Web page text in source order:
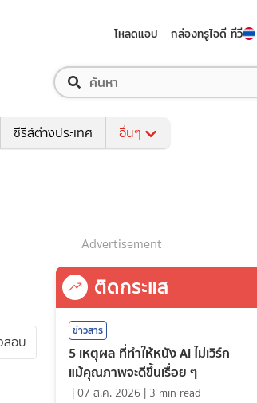
โหลดแอป กล่องทรูไอดี ทีวี
ซีรีส์ต่างประเทศ อื่นๆ
สอบ
Advertisement
ติดกระแส
ข่าวสาร
5 เหตุผล ที่ทำให้หนัง AI ไม่เวิร์ก
แม้คุณภาพจะดีขึ้นเรื่อย ๆ
|07 ส.ค. 2026 | 3 min read